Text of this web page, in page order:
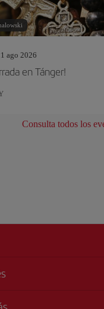
ago 2026
en Tánger!
Consulta todos los